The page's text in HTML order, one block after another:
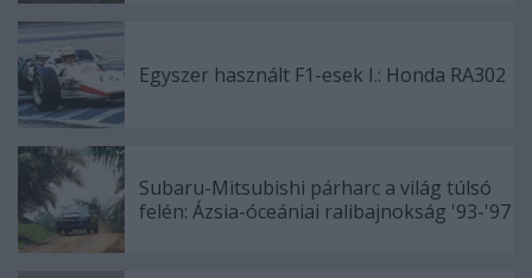
Egyszer használt F1-esek I.: Honda RA302
Subaru-Mitsubishi párharc a világ túlsó
felén: Ázsia-óceániai ralibajnokság '93-'97